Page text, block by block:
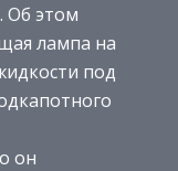
Об этом
лампа на
под
он